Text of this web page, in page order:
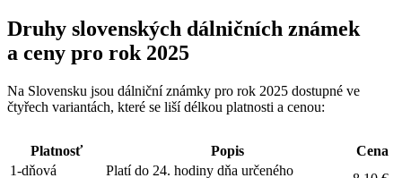
Druhy slovenských dálničních známek
a ceny pro rok 2025
Na Slovensku jsou dálniční známky pro rok 2025 dostupné ve
čtyřech variantách, které se liší délkou platnosti a cenou:
Platnosť Popis
Cena
1-dňová
Platí do 24. hodiny dňa určeného